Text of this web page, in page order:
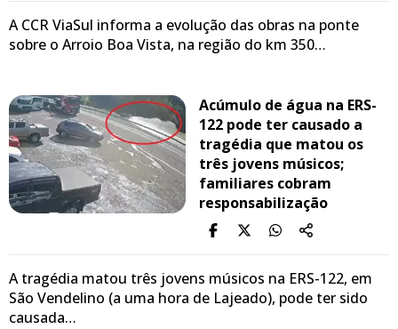
A CCR ViaSul informa a evolução das obras na ponte
sobre o Arroio Boa Vista, na região do km 350…
Acúmulo de água na ERS-
122 pode ter causado a
tragédia que matou os
três jovens músicos;
familiares cobram
responsabilização
A tragédia matou três jovens músicos na ERS-122, em
São Vendelino (a uma hora de Lajeado), pode ter sido
causada…